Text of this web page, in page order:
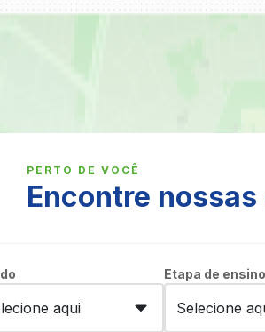
PERTO DE VOCÊ
Encontre
Etapa de ensino